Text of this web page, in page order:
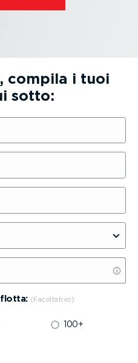
compila i tuoi
sotto:
flotta:
100+